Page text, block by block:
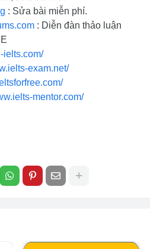
: Sửa bài miễn phí.
: Diễn đàn thảo luận
ielts.com/
exam.net/
mentor.com/